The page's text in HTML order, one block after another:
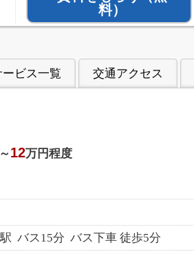
料）
ービス一覧 交通アクセス
12万円程度
バス15分 バス下車 徒歩5分